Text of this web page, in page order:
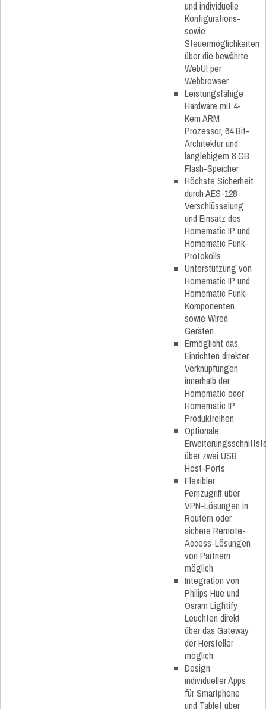
und individuelle
Konfigurations-
sowie
Steuermöglichkeiten
über die bewährte
WebUI per
Webbrowser
Leistungsfähige
Hardware mit 4-
Kern ARM
Prozessor, 64 Bit-
Architektur und
langlebigem 8 GB
Flash-Speicher
Höchste Sicherheit
durch AES-128
Verschlüsselung
und Einsatz des
Homematic IP und
Homematic Funk-
Protokolls
Unterstützung von
Homematic IP und
Homematic Funk-
Komponenten
sowie Wired
Geräten
Ermöglicht das
Einrichten direkter
Verknüpfungen
innerhalb der
Homematic oder
Homematic IP
Produktreihen
Optionale
über zwei USB
Host-Ports
Flexibler
Fernzugriff über
VPN-Lösungen in
Routern oder
sichere Remote-
Access-Lösungen
von Partnern
möglich
Integration von
Philips Hue und
Osram Lightify
Leuchten direkt
über das Gateway
der Hersteller
möglich
Design
individueller Apps
für Smartphone
und Tablet über